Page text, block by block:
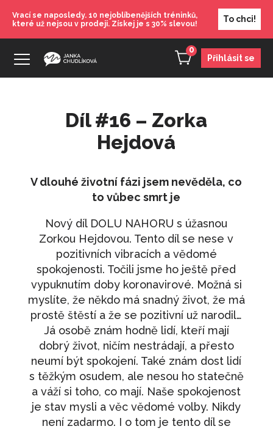
Vrací se naposledy. 10 nejoblíbenějších tréninků,
které už nejsou v prodeji. Získej je s 30% slevou!
To chci!
0
Přihlásit se
Díl #16 – Zorka
Hejdová
V dlouhé životní fázi jsem nevěděla, co
to vůbec smrt je
Nový díl DOLU NAHORU s úžasnou
Zorkou Hejdovou. Tento díl se nese v
pozitivních vibracích a vědomé
spokojenosti. Točili jsme ho ještě před
vypuknutím doby koronavirové. Možná si
myslíte, že někdo má snadný život, že má
prostě štěstí a že se pozitivní už narodil…
Já osobě znám hodně lidí, kteří mají
dobrý život, ničím nestrádají, a přesto
neumí být spokojení. Také znám dost lidí
s těžkým osudem, ale nesou ho statečně
a váží si toho, co mají. Naše spokojenost
je stav mysli a věc vědomé volby. Nikdy
není zadarmo. I o tom je tento díl se
Klidný advent s Jankou
490 Kč
490Kč
manipulaci
690Kč
Trénink: Leden 2 - Máš zlozvyk? Tvoje
minus!
490Kč PŘIDAT
Prodej svůj nápad
1 090Kč
Stres, vyhoření, restart
490 Kč + PŘIDAT
Klidný advent s Jankou